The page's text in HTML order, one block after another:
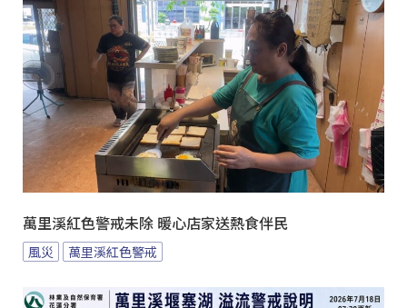
萬里溪紅色警戒未除 暖心店家送熱食伴民
風災 萬里溪紅色警戒